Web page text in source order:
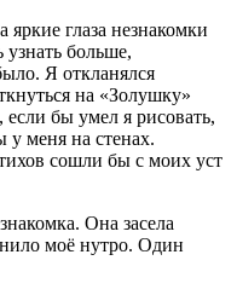
глаза незнакомки
узнать больше,
Я откланялся
на «Золушку»
бы умел я рисовать,
у меня на стенах.
сошли бы с моих уст
Она засела
моё нутро. Один